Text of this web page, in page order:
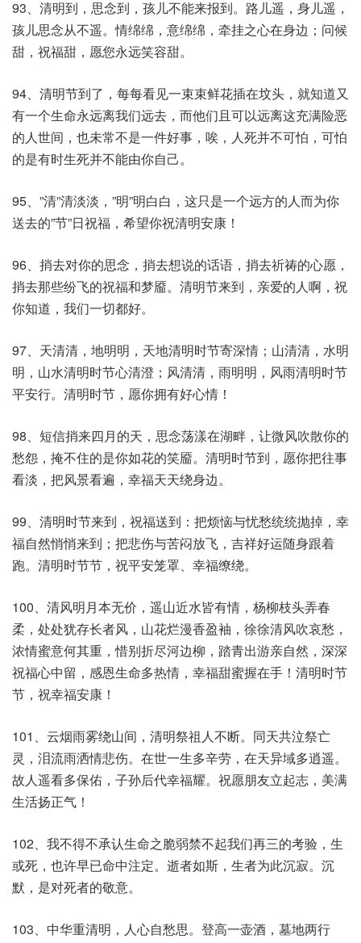
93、清明到，思念到，孩儿不能来报到。路儿遥，身儿遥，
孩儿思念从不遥。情绵绵，意绵绵，牵挂之心在身边；问候
甜，祝福甜，愿您永远笑容甜。
94、清明节到了，每每看见一束束鲜花插在坟头，就知道又
有一个生命永远离我们远去，而他们且可以远离这充满险恶
的人世间，也未常不是一件好事，唉，人死并不可怕，可怕
的是有时生死并不能由你自己。
95、”清”清淡淡，”明”明白白，这只是一个远方的人而为你
送去的”节”日祝福，希望你祝清明安康！
96、捎去对你的思念，捎去想说的话语，捎去祈祷的心愿，
捎去那些纷飞的祝福和梦靥。清明节来到，亲爱的人啊，祝
你知道，我们一切都好。
97、天清清，地明明，天地清明时节寄深情；山清清，水明
明，山水清明时节心清澄；风清清，雨明明，风雨清明时节
平安行。清明时节，愿你拥有好心情！
98、短信捎来四月的天，思念荡漾在湖畔，让微风吹散你的
愁怨，掩不住的是你如花的笑靥。清明时节到，愿你把往事
看淡，把风景看遍，幸福天天绕身边。
99、清明时节来到，祝福送到：把烦恼与忧愁统统抛掉，幸
福自然悄悄来到；把悲伤与苦闷放飞，吉祥好运随身跟着
跑。清明时节节，祝平安笼罩、幸福缭绕。
100、清风明月本无价，遥山近水皆有情，杨柳枝头弄春
柔，处处犹存长者风，山花烂漫香盈袖，徐徐清风吹哀愁，
浓情蜜意何其重，惜别折尽河边柳，踏青出游亲自然，深深
祝福心中留，感恩生命多热情，幸福甜蜜握在手！清明时节
节，祝幸福安康！
101、云烟雨雾绕山间，清明祭祖人不断。同天共泣祭亡
灵，泪流雨洒情悲伤。在世一生多辛劳，在天异域多逍遥。
故人遥看多保佑，子孙后代幸福耀。祝愿朋友立起志，美满
生活扬正气！
102、我不得不承认生命之脆弱禁不起我们再三的考验，生
或死，也许早已命中注定。逝者如斯，生者为此沉寂。沉
默，是对死者的敬意。
103、中华重清明，人心自愁思。登高一壶酒，墓地两行